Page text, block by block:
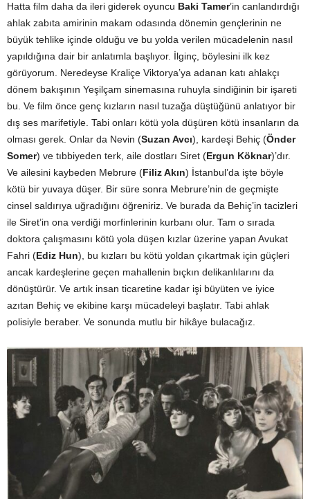
Hatta film daha da ileri giderek oyuncu Baki Tamer’in canlandırdığı
ahlak zabıta amirinin makam odasında dönemin gençlerinin ne
büyük tehlike içinde olduğu ve bu yolda verilen mücadelenin nasıl
yapıldığına dair bir anlatımla başlıyor. İlginç, böylesini ilk kez
görüyorum. Neredeyse Kraliçe Viktorya’ya adanan katı ahlakçı
dönem bakışının Yeşilçam sinemasına ruhuyla sindiğinin bir işareti
bu. Ve film önce genç kızların nasıl tuzağa düştüğünü anlatıyor bir
dış ses marifetiyle. Tabi onları kötü yola düşüren kötü insanların da
olması gerek. Onlar da Nevin (Suzan Avcı), kardeşi Behiç (Önder
Somer) ve tıbbiyeden terk, aile dostları Siret (Ergun Köknar)’dır.
Ve ailesini kaybeden Mebrure (Filiz Akın) İstanbul’da işte böyle
kötü bir yuvaya düşer. Bir süre sonra Mebrure’nin de geçmişte
cinsel saldırıya uğradığını öğreniriz. Ve burada da Behiç’in tacizleri
ile Siret’in ona verdiği morfinlerinin kurbanı olur. Tam o sırada
doktora çalışmasını kötü yola düşen kızlar üzerine yapan Avukat
Fahri (Ediz Hun), bu kızları bu kötü yoldan çıkartmak için güçleri
ancak kardeşlerine geçen mahallenin bıçkın delikanlılarını da
dönüştürür. Ve artık insan ticaretine kadar işi büyüten ve iyice
azıtan Behiç ve ekibine karşı mücadeleyi başlatır. Tabi ahlak
polisiyle beraber. Ve sonunda mutlu bir hikâye bulacağız.